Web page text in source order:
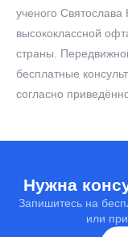
ученого
высококлассной
страны.
бесплатные
согласно
Нужна
Запишитесь на
или